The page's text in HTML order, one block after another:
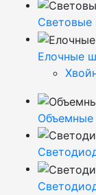
Световые
Елочные
Объемные